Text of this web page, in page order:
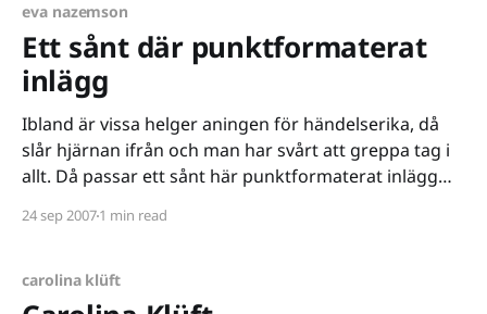
eva nazemson
Ett sånt där punktformaterat
inlägg
Ibland är vissa helger aningen för händelserika, då
slår hjärnan ifrån och man har svårt att greppa tag i
allt. Då passar ett sånt här punktformaterat inlägg
fortfarande i en plats då det är roligt att fylla år. Vet
24 sep 20071 min read
carolina klüft